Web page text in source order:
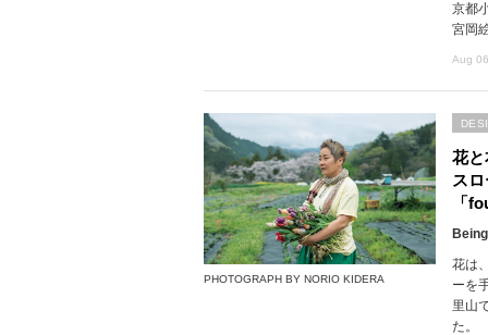
京都
宮岡
Aug
PHOTOGRAPH BY NORIO KIDERA
花
ス
「
花は
ーを
里山
た。